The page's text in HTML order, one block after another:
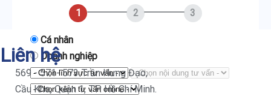
1 2 3
Cá nhân
Doanh nghiệp
Liên hệ
569 - 571- 573 Trần Hưng Đạo,
Cầu Kho, Quận 1, TP. Hồ Chí Minh.